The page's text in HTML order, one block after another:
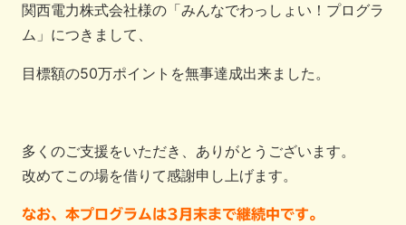
関西電力株式会社様の「みんなでわっしょい！プログラ
ム」につきまして、
目標額の50万ポイントを無事達成出来ました。
多くのご支援をいただき、ありがとうございます。
改めてこの場を借りて感謝申し上げます。
なお、本プログラムは3月末まで継続中です。